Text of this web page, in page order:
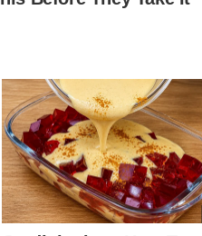
aksi
latihan intensif yang
jurulatih. Latihan kami
ia membantu kami
katanya.